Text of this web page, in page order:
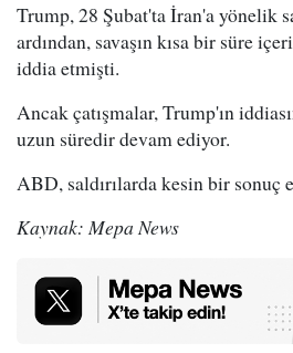
Trump, 28 Şubat'ta İran'a yönelik
ardından, savaşın kısa bir süre
iddia etmişti.
Ancak çatışmalar, Trump'ın
uzun süredir devam ediyor.
ABD, saldırılarda kesin bir sonuç
Kaynak: Mepa News